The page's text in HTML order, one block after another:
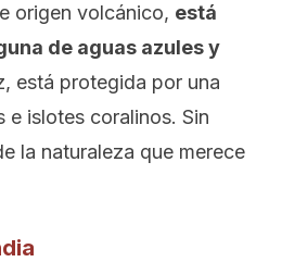
origen volcánico, está
de aguas azules y
está protegida por una
e islotes coralinos. Sin
la naturaleza que merece